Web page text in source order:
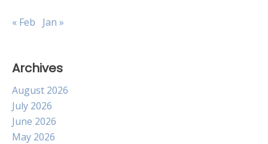
« Feb Jan »
Archives
August 2026
July 2026
June 2026
May 2026